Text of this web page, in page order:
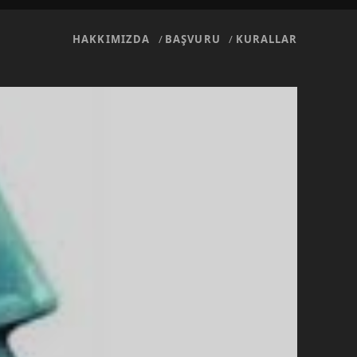
HAKKIMIZDA BAŞVURU KURALLAR